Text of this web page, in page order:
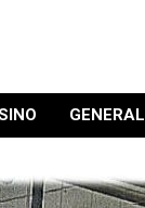
GENERAL